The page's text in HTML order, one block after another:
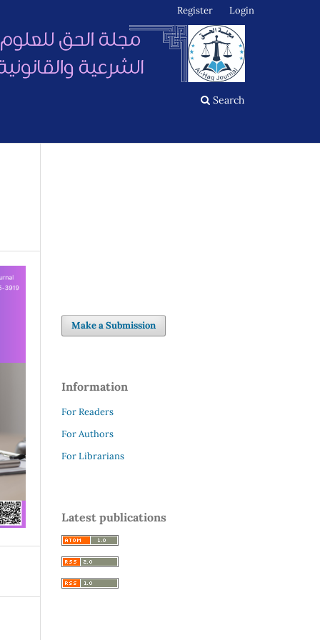
Search
Register Login
Make a Submission
Information
For Readers
For Authors
For Librarians
Latest publications